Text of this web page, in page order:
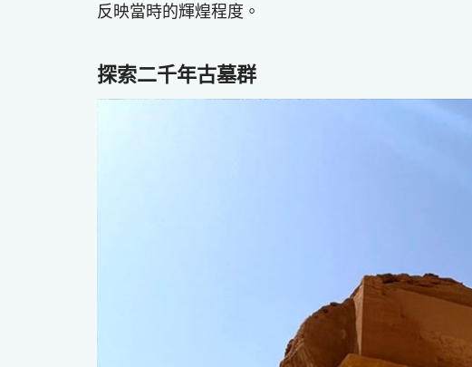
反映當時的輝煌程度。
探索二千年古墓群